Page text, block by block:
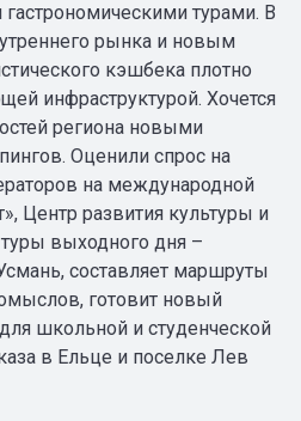
турами. В
рынка и новым
кэшбека плотно
инфраструктурой. Хочется
региона новыми
Оценили спрос на
на международной
Центр развития культуры и
выходного дня –
составляет маршруты
готовит новый
школьной и студенческой
в Ельце и поселке Лев